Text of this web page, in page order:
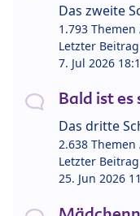
Das zweite
1.793
Letzter
7. Jul 2026
Bald ist
Das dritte
2.638
Letzter
25. Jun 2026